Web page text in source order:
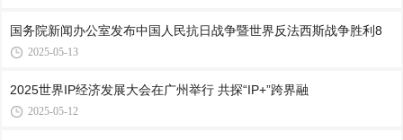
国务院新闻办公室发布中国人民抗日战争暨世界反法西斯战争胜利8
2025-05-13
2025世界IP经济发展大会在广州举行 共探“IP+”跨界融
2025-05-12